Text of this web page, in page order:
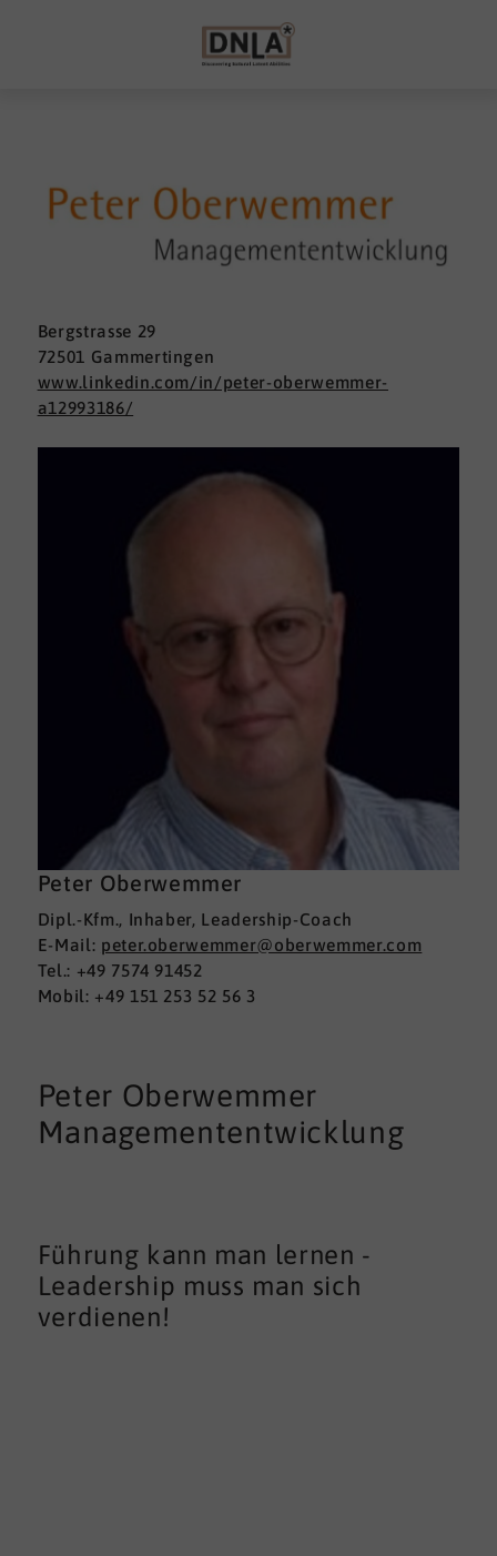
Bergstrasse 29
72501 Gammertingen
www.linkedin.com/in/peter-oberwemmer-
a12993186/
Peter Oberwemmer
Dipl.-Kfm., Inhaber, Leadership-Coach
E-Mail: peter.oberwemmer@oberwemmer.com
Tel.: +49 7574 91452
Mobil: +49 151 253 52 56 3
Peter Oberwemmer
Managemententwicklung
Führung kann man lernen -
Leadership muss man sich
verdienen!